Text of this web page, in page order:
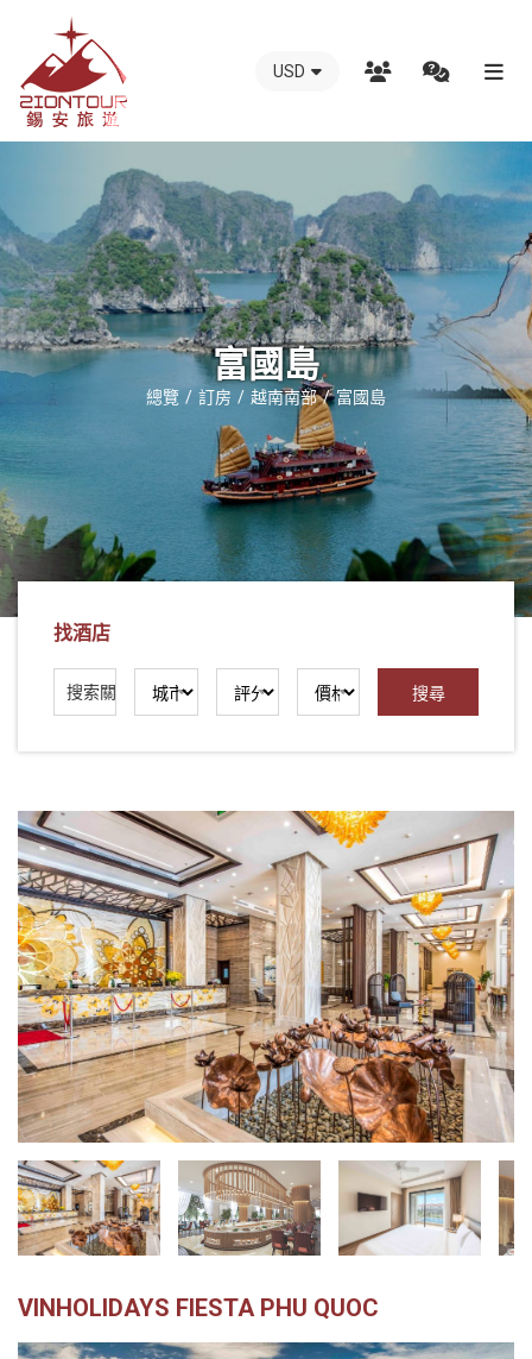
越
安
國
際
旅
行
社
南
接
-
越
南
最
好
的
合
作
夥
伴！
越
南
旅
行
社
USD
富國島
總覽 訂房 越南南部 富國島
找酒店
VINHOLIDAYS FIESTA PHU QUOC